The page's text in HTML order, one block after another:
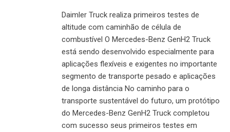
Daimler Truck realiza primeiros testes de
altitude com caminhão de célula de
combustível O Mercedes-Benz GenH2 Truck
está sendo desenvolvido especialmente para
aplicações flexíveis e exigentes no importante
segmento de transporte pesado e aplicações
de longa distância No caminho para o
transporte sustentável do futuro, um protótipo
do Mercedes-Benz GenH2 Truck completou
com sucesso seus primeiros testes em